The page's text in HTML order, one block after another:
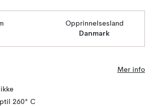
Opprinnelsesland
Danmark
Mer info
260° C